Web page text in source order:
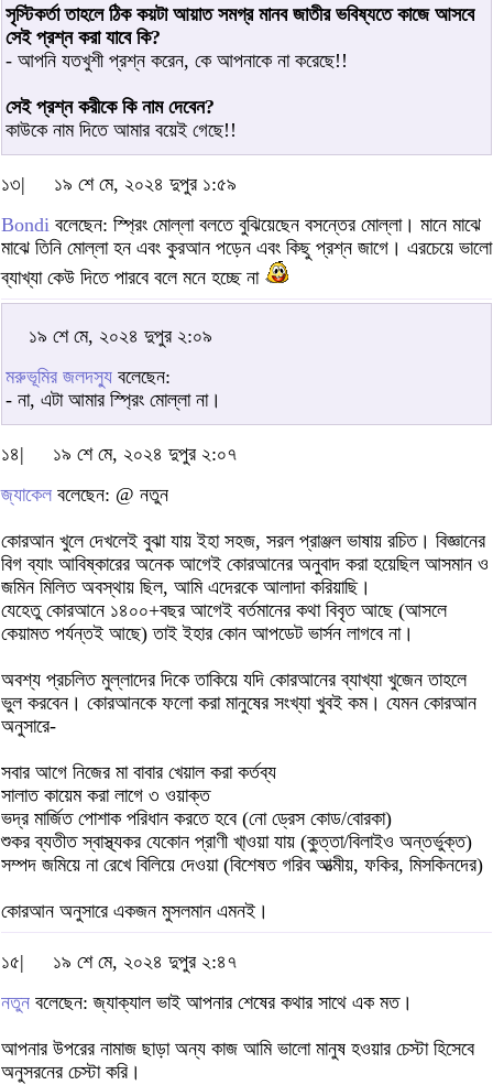
সৃস্টিকর্তা তাহলে ঠিক কয়টা আয়াত সমগ্র মানব জাতীর ভবিষ্যতে কাজে আসবে
সেই প্রশ্ন করা যাবে কি?
- আপনি যতখুশী প্রশ্ন করেন, কে আপনাকে না করেছে!!
সেই প্রশ্ন করীকে কি নাম দেবেন?
কাউকে নাম দিতে আমার বয়েই গেছে!!
১৩|
১৯ শে মে, ২০২৪ দুপুর ১:৫৯
Bondi বলেছেন: স্প্রিং মোল্লা বলতে বুঝিয়েছেন বসন্তের মোল্লা। মানে মাঝে
মাঝে তিনি মোল্লা হন এবং কুরআন পড়েন এবং কিছু প্রশ্ন জাগে। এরচেয়ে ভালো
ব্যাখ্যা কেউ দিতে পারবে বলে মনে হচ্ছে না
১৯ শে মে, ২০২৪ দুপুর ২:০৯
মরুভূমির জলদস্যু বলেছেন:
- না, এটা আমার স্প্রিং মোল্লা না।
১৪|
১৯ শে মে, ২০২৪ দুপুর ২:০৭
জ্যাকেল বলেছেন: @ নতুন
কোরআন খুলে দেখলেই বুঝা যায় ইহা সহজ, সরল প্রাঞ্জল ভাষায় রচিত। বিজ্ঞানের
বিগ ব্যাং আবিষ্কারের অনেক আগেই কোরআনের অনুবাদ করা হয়েছিল আসমান ও
জমিন মিলিত অবস্থায় ছিল, আমি এদেরকে আলাদা করিয়াছি।
যেহেতু কোরআনে ১৪০০+বছর আগেই বর্তমানের কথা বিবৃত আছে (আসলে
কেয়ামত পর্যন্তই আছে) তাই ইহার কোন আপডেট ভার্সন লাগবে না।
অবশ্য প্রচলিত মুল্লাদের দিকে তাকিয়ে যদি কোরআনের ব্যাখ্যা খুজেন তাহলে
ভুল করবেন। কোরআনকে ফলো করা মানুষের সংখ্যা খুবই কম। যেমন কোরআন
অনুসারে-
সবার আগে নিজের মা বাবার খেয়াল করা কর্তব্য
সালাত কায়েম করা লাগে ৩ ওয়াক্ত
ভদ্র মার্জিত পোশাক পরিধান করতে হবে (নো ড্রেস কোড/বোরকা)
শুকর ব্যতীত স্বাস্থ্যকর যেকোন প্রাণী খা্ওয়া যায় (কু্ত্তা/বিলাইও অন্তর্ভুক্ত)
সম্পদ জমিয়ে না রেখে বিলিয়ে দেওয়া (বিশেষত গরিব আত্মীয়, ফকির, মিসকিনদের)
কোরআন অনুসারে একজন মুসলমান এমনই।
১৫|
১৯ শে মে, ২০২৪ দুপুর ২:৪৭
নতুন বলেছেন: জ্যাক্যাল ভাই আপনার শেষের কথার সাথে এক মত।
আপনার উপরের নামাজ ছাড়া অন্য কাজ আমি ভালো মানুষ হওয়ার চেস্টা হিসেবে
অনুসরনের চেস্টা করি।